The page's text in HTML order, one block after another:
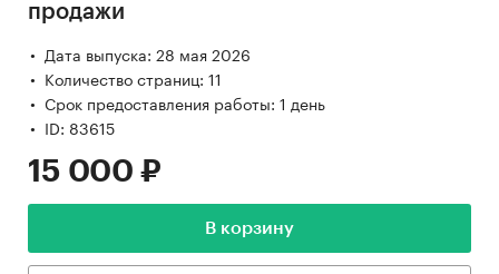
продажи
Дата выпуска: 28 мая 2026
Количество страниц: 11
Срок предоставления работы: 1 день
ID: 83615
15 000 ₽
В корзину